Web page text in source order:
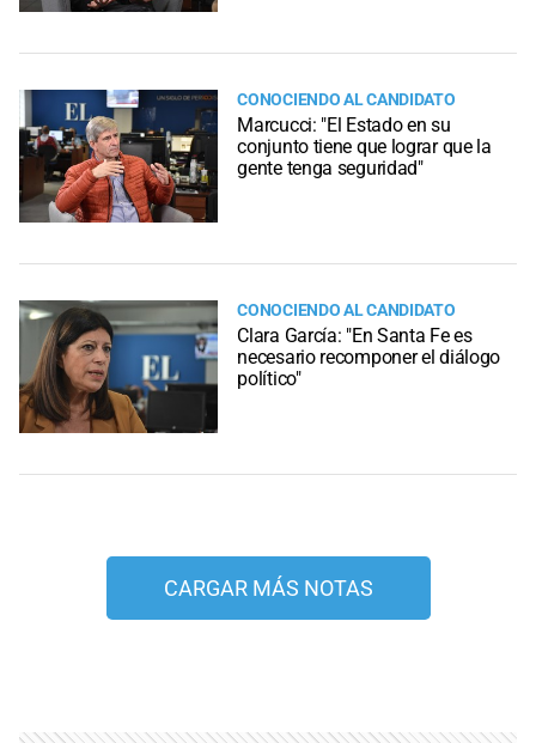
CONOCIENDO AL CANDIDATO
Marcucci: "El Estado en su
conjunto tiene que lograr que la
gente tenga seguridad"
CONOCIENDO AL CANDIDATO
Clara García: "En Santa Fe es
necesario recomponer el diálogo
político"
CARGAR MÁS NOTAS